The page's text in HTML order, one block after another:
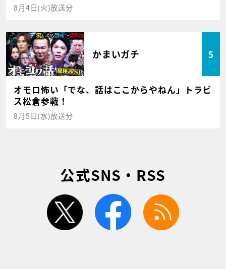
8月4日(火)放送分
かまいガチ 5
オモロ怖い「でな、話はここからやねん」トラビ
ス松倉参戦！
8月5日(水)放送分
公式SNS・RSS
twitter facebook